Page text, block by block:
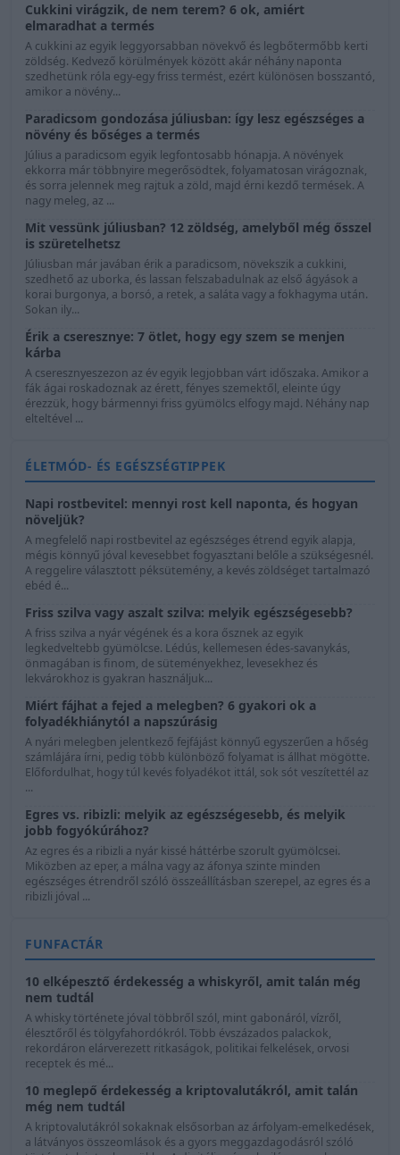
Cukkini virágzik, de nem terem? 6 ok, amiért
elmaradhat a termés
A cukkini az egyik leggyorsabban növekvő és legbőtermőbb kerti
zöldség. Kedvező körülmények között akár néhány naponta
szedhetünk róla egy-egy friss termést, ezért különösen bosszantó,
amikor a növény...
Paradicsom gondozása júliusban: így lesz egészséges a
növény és bőséges a termés
Július a paradicsom egyik legfontosabb hónapja. A növények
ekkorra már többnyire megerősödtek, folyamatosan virágoznak,
és sorra jelennek meg rajtuk a zöld, majd érni kezdő termések. A
nagy meleg, az ...
Mit vessünk júliusban? 12 zöldség, amelyből még ősszel
is szüretelhetsz
Júliusban már javában érik a paradicsom, növekszik a cukkini,
szedhető az uborka, és lassan felszabadulnak az első ágyások a
korai burgonya, a borsó, a retek, a saláta vagy a fokhagyma után.
Sokan ily...
Érik a cseresznye: 7 ötlet, hogy egy szem se menjen
kárba
A cseresznyeszezon az év egyik legjobban várt időszaka. Amikor a
fák ágai roskadoznak az érett, fényes szemektől, eleinte úgy
érezzük, hogy bármennyi friss gyümölcs elfogy majd. Néhány nap
elteltével ...
ÉLETMÓD- ÉS EGÉSZSÉGTIPPEK
Napi rostbevitel: mennyi rost kell naponta, és hogyan
növeljük?
A megfelelő napi rostbevitel az egészséges étrend egyik alapja,
mégis könnyű jóval kevesebbet fogyasztani belőle a szükségesnél.
A reggelire választott péksütemény, a kevés zöldséget tartalmazó
ebéd é...
Friss szilva vagy aszalt szilva: melyik egészségesebb?
A friss szilva a nyár végének és a kora ősznek az egyik
legkedveltebb gyümölcse. Lédús, kellemesen édes-savanykás,
önmagában is finom, de süteményekhez, levesekhez és
lekvárokhoz is gyakran használjuk...
Miért fájhat a fejed a melegben? 6 gyakori ok a
folyadékhiánytól a napszúrásig
A nyári melegben jelentkező fejfájást könnyű egyszerűen a hőség
számlájára írni, pedig több különböző folyamat is állhat mögötte.
Előfordulhat, hogy túl kevés folyadékot ittál, sok sót veszítettél az
...
Egres vs. ribizli: melyik az egészségesebb, és melyik
jobb fogyókúrához?
Az egres és a ribizli a nyár kissé háttérbe szorult gyümölcsei.
Miközben az eper, a málna vagy az áfonya szinte minden
egészséges étrendről szóló összeállításban szerepel, az egres és a
ribizli jóval ...
FUNFACTÁR
10 elképesztő érdekesség a whiskyről, amit talán még
nem tudtál
A whisky története jóval többről szól, mint gabonáról, vízről,
élesztőről és tölgyfahordókról. Több évszázados palackok,
rekordáron elárverezett ritkaságok, politikai felkelések, orvosi
receptek és mé...
10 meglepő érdekesség a kriptovalutákról, amit talán
még nem tudtál
A kriptovalutákról sokaknak elsősorban az árfolyam-emelkedések,
a látványos összeomlások és a gyors meggazdagodásról szóló